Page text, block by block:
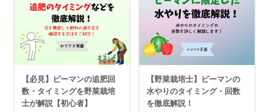
【必見】ピーマンの追肥回
数・タイミングを野菜栽培
士が解説【初心者】
【野菜栽培士】ピーマンの
水やりのタイミング・回数
を徹底解説！